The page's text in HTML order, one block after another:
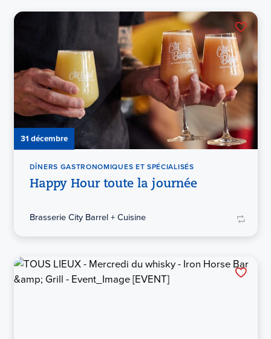
31 décembre
DÎNERS GASTRONOMIQUES ET SPÉCIALISÉS
Happy Hour toute la journée
Brasserie City Barrel + Cuisine